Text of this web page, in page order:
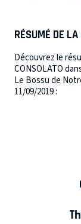
RÉSUMÉ DE
Découvrez le
CONSOLATO
Le Bossu de
11/09/2019 :